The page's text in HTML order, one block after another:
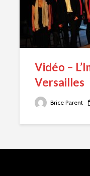
Vidéo –
Versailles
Brice Parent